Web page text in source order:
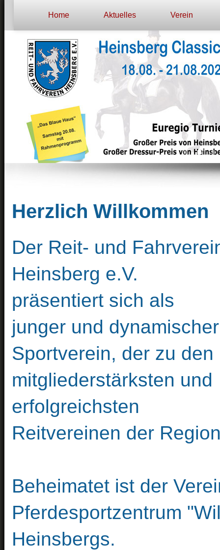
Home Aktuelles Verein
Herzlich Willkommen
Der Reit- und
Heinsberg e.V.
präsentiert sich als
junger und dynamischer
Sportverein, der zu den
mitgliederstärksten und
erfolgreichsten
Reitvereinen der
Beheimatet ist der
Pferdesportzentrum
Heinsbergs.